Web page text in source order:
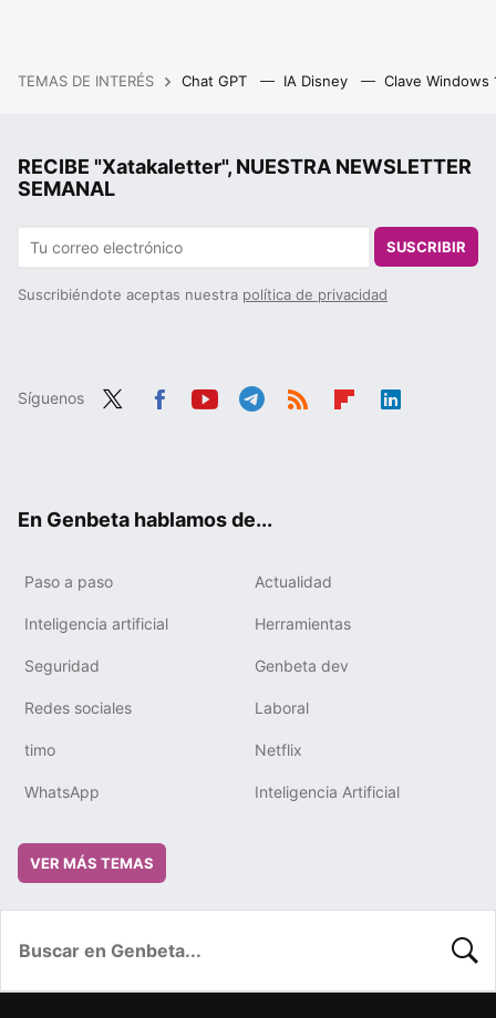
TEMAS DE INTERÉS Chat GPT IA Disney Clave Windows
RECIBE "Xatakaletter", NUESTRA NEWSLETTER
SEMANAL
SUSCRIBIR
Suscribiéndote aceptas nuestra política de privacidad
Síguenos
En Genbeta hablamos de...
Paso a paso Actualidad
Inteligencia artificial Herramientas
Seguridad Genbeta dev
Redes sociales Laboral
timo Netflix
WhatsApp Inteligencia Artificial
VER MÁS TEMAS